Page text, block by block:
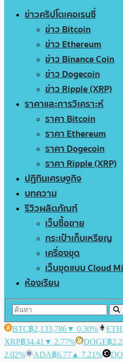
ข่าวคริปโตเคอเรนซี่
ข่าว Bitcoin
ข่าว Ethereum
ข่าว Binance Coin
ข่าว Dogecoin
ข่าว Ripple (XRP)
ราคาและการวิเคราะห์
ราคา Bitcoin
ราคา Ethereum
ราคา Dogecoin
ราคา Ripple (XRP)
ปฏิทินเศรษฐกิจ
บทความ
รีวิวผลิตภัณฑ์
เว็บซื้อขาย
กระเป๋าเก็บเหรียญ
เครื่องขุด
เว็บขุดแบบ Cloud
ห้องเรียน
BTC฿2,133,786▼ 0.30% ETH
XRP฿34.41 ▼ 2.77% DOGE฿
2.02%
ADA฿6.77 ▲ 7.21%